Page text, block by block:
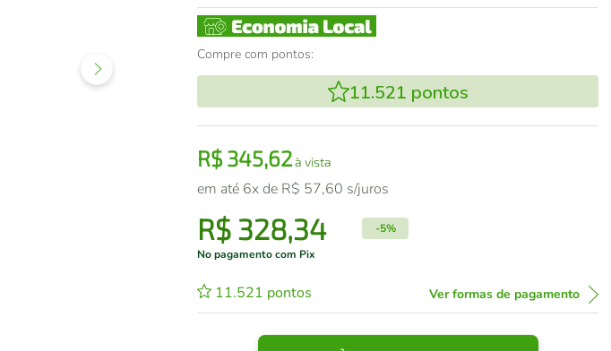
Compre com pontos:
11.521 pontos
R$345,62à vista
em até 6x de R$ 57,60 s/juros
R$ 328,34 -5%
No pagamento com Pix
11.521 pontos Ver formas de pagamento